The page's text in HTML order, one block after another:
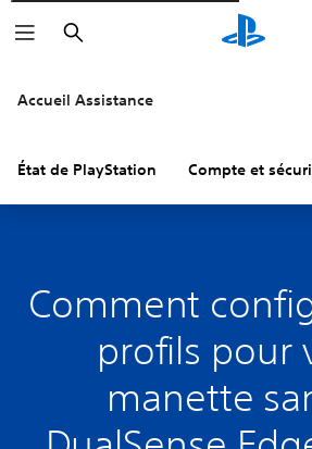
Rechercher
Accueil Assistance
État de PlayStation Compte et
Comment
profils pour
manette